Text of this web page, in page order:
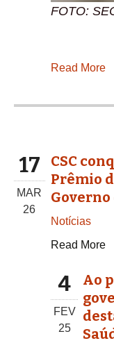
FOTO:
Read More
17
MAR
26
CSC
Prêmio
Governo
Notícias
Read More
4
FEV
25
Ao